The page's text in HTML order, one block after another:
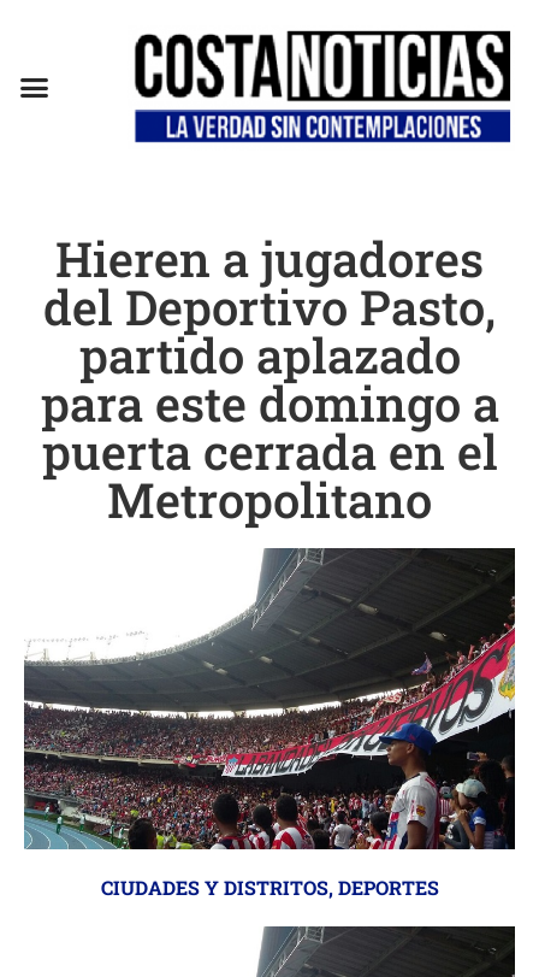
Hieren a jugadores
del Deportivo Pasto,
partido aplazado
para este domingo a
puerta cerrada en el
Metropolitano
CIUDADES Y DISTRITOS,DEPORTES